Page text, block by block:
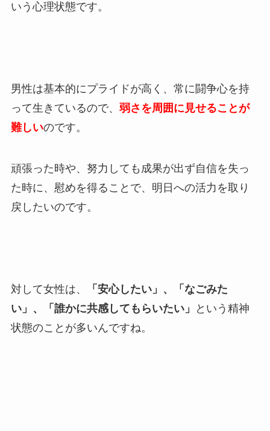
いう心理状態です。
男性は基本的にプライドが高く、常に闘争心を持
って生きているので、 弱さを周囲に見せることが
難しいのです。
頑張った時や、努力しても成果が出ず自信を失っ
た時に、慰めを得ることで、明日への活力を取り
戻したいのです。
対して女性は、
「安心したい」、「なごみた
い」、「誰かに共感してもらいたい」
という精神
状態のことが多いんですね。